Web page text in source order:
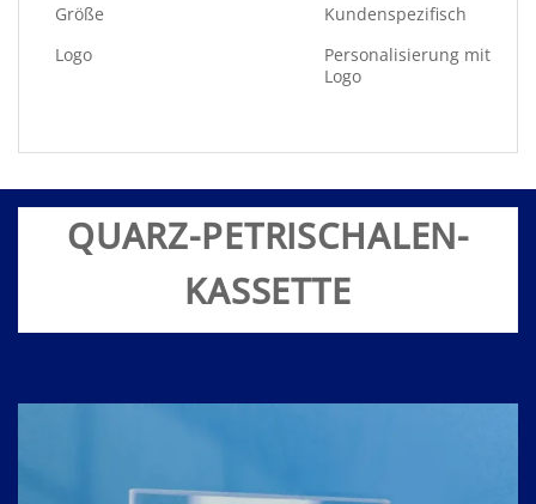
Größe
Kundenspezifisch
Logo
Personalisierung mit
Logo
QUARZ-PETRISCHALEN-
KASSETTE